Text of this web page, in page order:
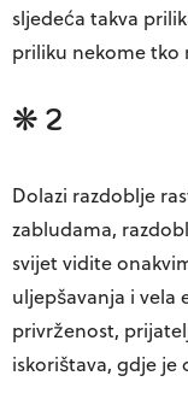
sljedeća takva
priliku nekome
❋ 2
Dolazi razdoblje
zabludama,
svijet vidite
uljepšavanja i vela
privrženost,
iskorištava, gdje je